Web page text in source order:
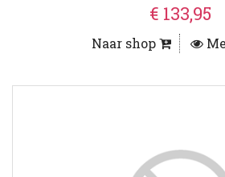
€ 133,95
Naar shop